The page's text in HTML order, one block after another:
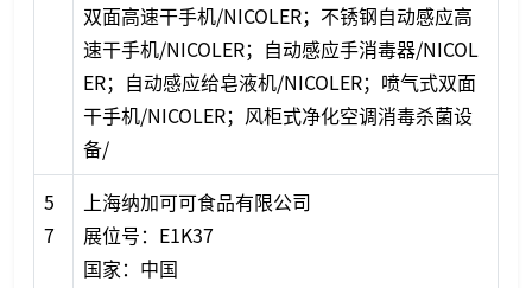
双面高速干手机/NICOLER；不锈钢自动感应高
速干手机/NICOLER；自动感应手消毒器/NICOL
ER；自动感应给皂液机/NICOLER；喷气式双面
干手机/NICOLER；风柜式净化空调消毒杀菌设
备/
5
7
上海纳加可可食品有限公司
展位号：E1K37
国家：中国